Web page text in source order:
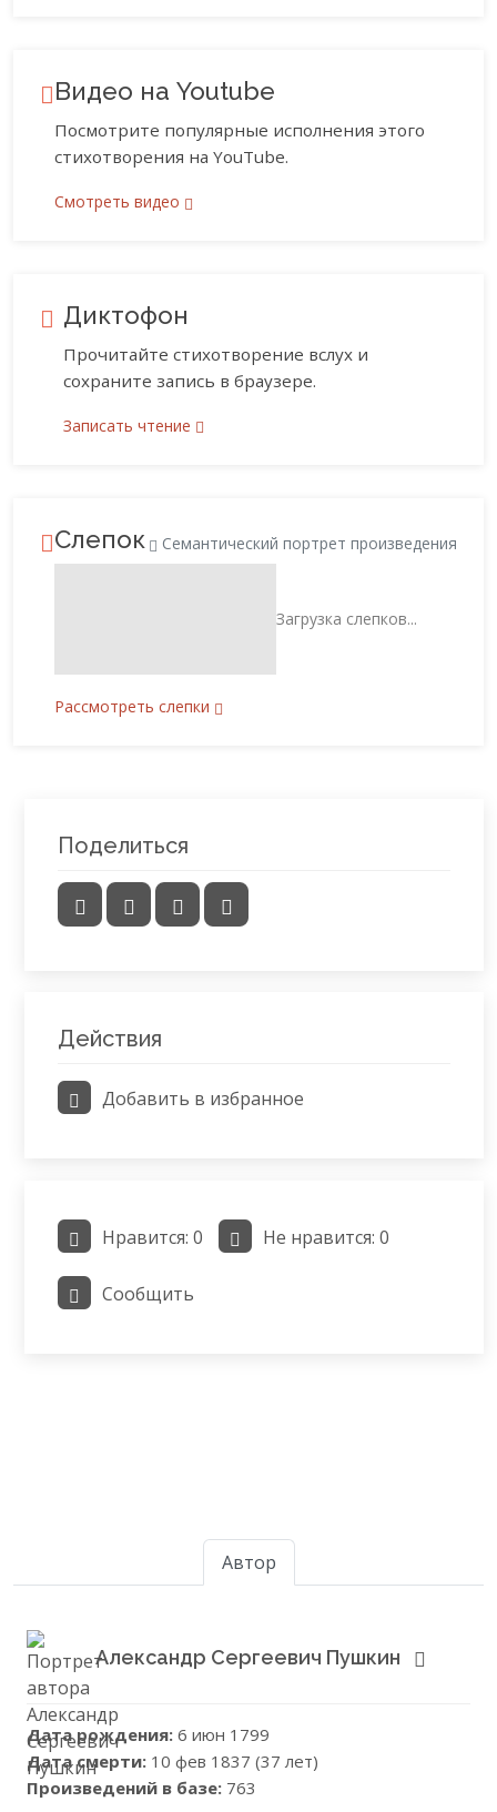
Видео на Youtube
Посмотрите популярные исполнения этого
стихотворения на YouTube.
Смотреть видео
Диктофон
Прочитайте стихотворение вслух и
сохраните запись в браузере.
Записать чтение
Слепок Семантический портрет произведения
Загрузка слепков...
Рассмотреть слепки
Поделиться
Действия
Добавить в избранное
Нравится: 0 Не нравится: 0
Сообщить
Автор
Александр Сергеевич Пушкин
Дата рождения: 6 июн 1799
Дата смерти: 10 фев 1837 (37 лет)
Произведений в базе: 763